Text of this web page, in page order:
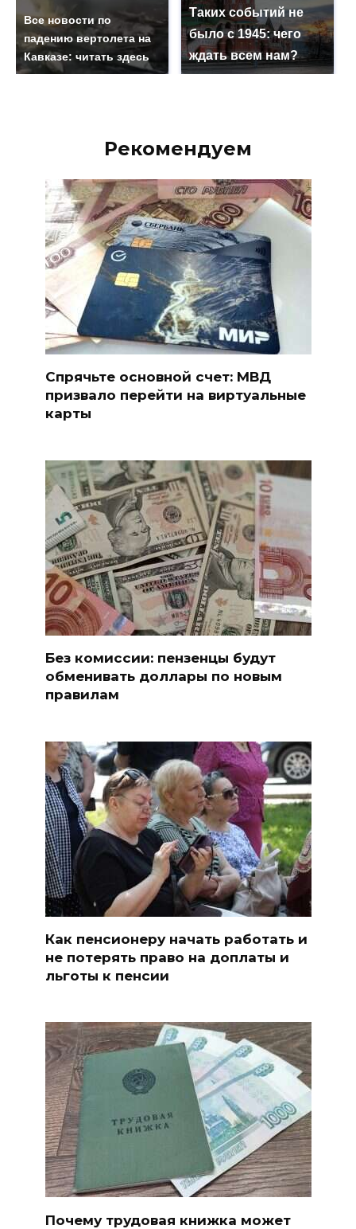
Все новости по
падению вертолета на
Кавказе: читать здесь
Таких событий не
было с 1945: чего
ждать всем нам?
Рекомендуем
Спрячьте основной счет: МВД
призвало перейти на виртуальные
карты
Без комиссии: пензенцы будут
обменивать доллары по новым
правилам
Как пенсионеру начать работать и
не потерять право на доплаты и
льготы к пенсии
Почему трудовая книжка может